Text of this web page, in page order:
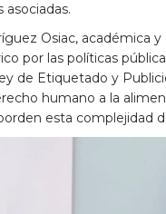
Osiac, académica
por las políticas
de Etiquetado y
humano a la
esta complejidad